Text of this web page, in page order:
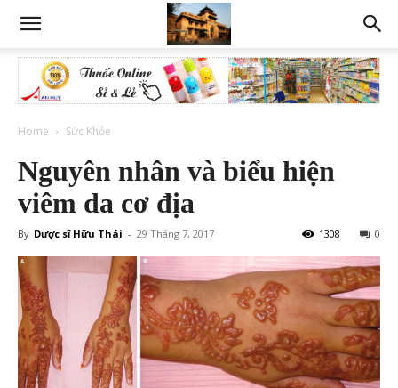
Home Sức Khỏe
Nguyên nhân và biểu hiện
viêm da cơ địa
By Dược sĩ Hữu Thái - 29 Tháng 7, 2017 0
1308